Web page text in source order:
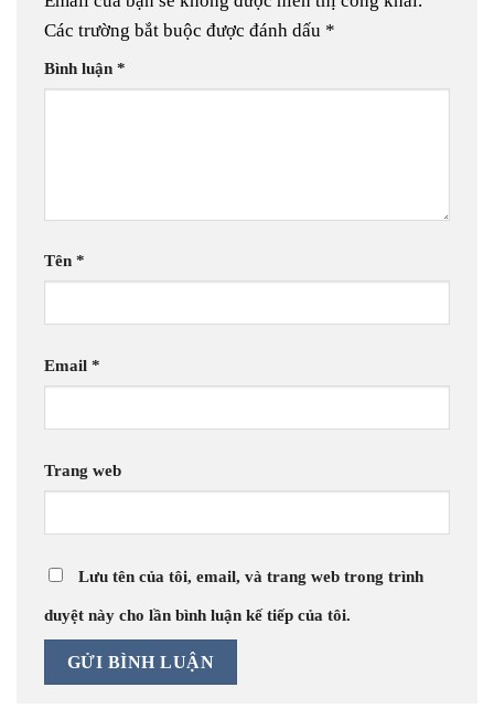
Các trường bắt buộc được đánh dấu *
Bình luận *
Tên *
Email *
Trang web
Lưu tên của tôi, email, và trang web trong trình
duyệt này cho lần bình luận kế tiếp của tôi.